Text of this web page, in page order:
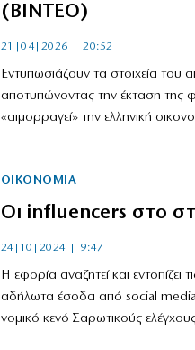
(ΒΙΝΤΕΟ)
21|04|2026 | 20:52
Εντυπωσιάζουν τα στοιχεία
αποτυπώνοντας την έκταση της
«αιμορραγεί» την ελληνική
ΟΙΚΟΝΟΜΙΑ
Οι influencers στο
24|10|2024 | 9:47
Η εφορία αναζητεί και εντοπίζει
αδήλωτα έσοδα από social
νομικό κενό Σαρωτικούς